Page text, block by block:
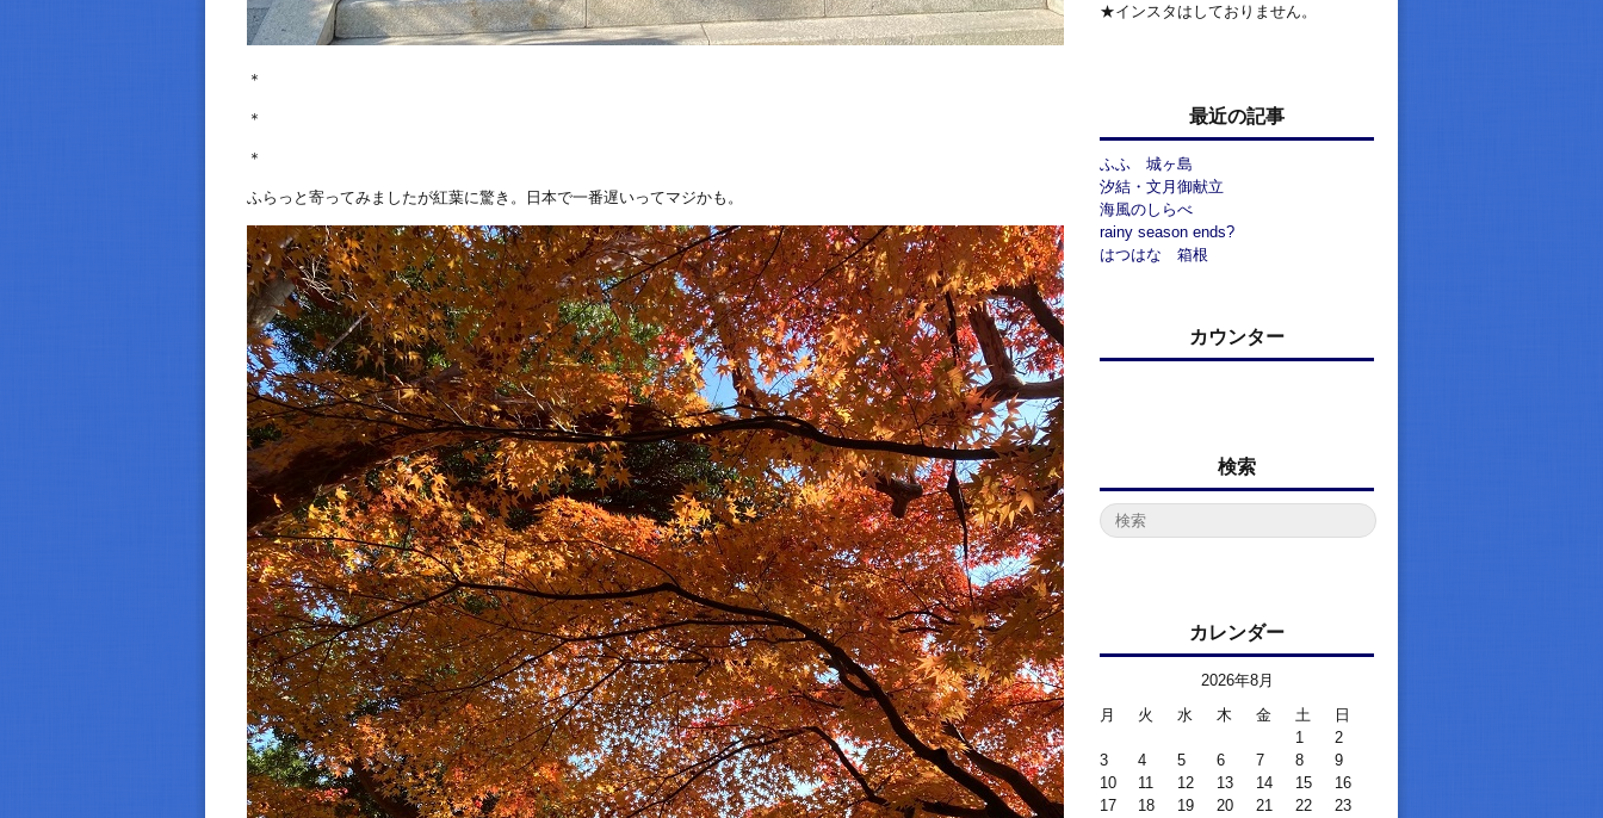
＊
＊
＊
ふらっと寄ってみましたが紅葉に驚き。日本で一番遅いってマジかも。
★インスタはしておりません。
最近の記事
ふふ 城ヶ島
汐結・文月御献立
海風のしらべ
rainy season ends?
はつはな 箱根
カウンター
検索
カレンダー
2026年8月
月
火 水 木 金 土 日
1
2
3
4 5 6 7 8
9
10
11 12 13 14 15
16
17
18 19 20 21 22
23